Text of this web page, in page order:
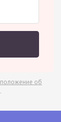
положение об
.